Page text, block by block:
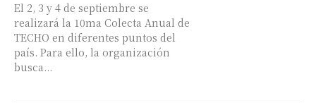
El 2, 3 y 4 de septiembre se
realizará la 10ma Colecta Anual de
TECHO en diferentes puntos del
país. Para ello, la organización
busca...